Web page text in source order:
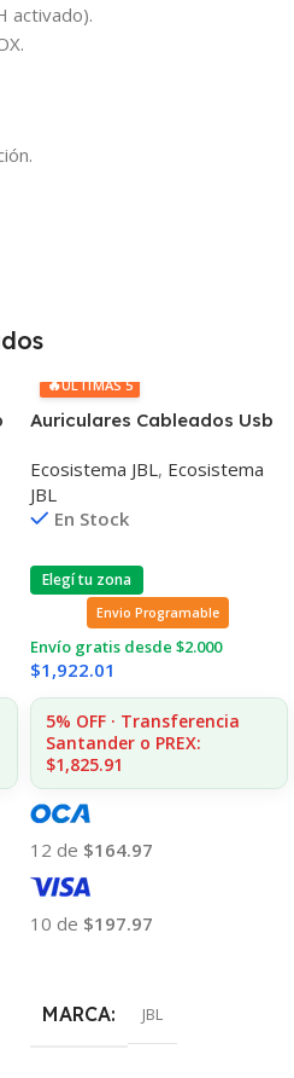
activado).
🔥ÚLTIMAS 5
Auriculares Cableados Usb
Ecosistema JBL , Ecosistema
JBL
En Stock
Elegí tu zona
Envio Programable
Envío gratis desde $2.000
$1,922.01
5% OFF · Transferencia
Santander o PREX:
$1,825.91
12 de $164.97
10 de $197.97
MARCA JBL